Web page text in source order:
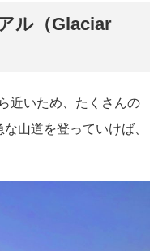
ル（Glaciar
近いため、たくさんの
山道を登っていけば、